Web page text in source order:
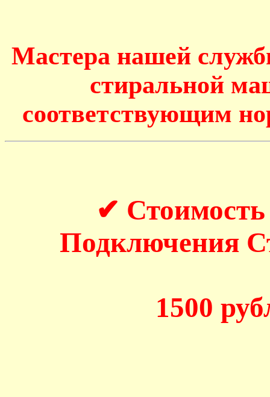
Мастера нашей
стиральной
соответствующим
✔ Стоимость
Подключения
1500